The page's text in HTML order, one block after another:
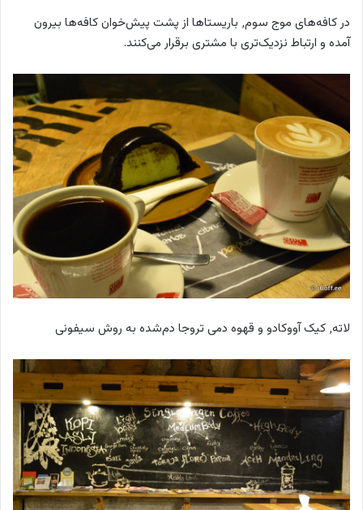
در کافه‌های موج سوم٬ باریستاها از پشت پیش‌خوان کافه‌ها بیرون
آمده و ارتباط نزدیک‌تری با مشتری برقرار می‌کنند.
لاته٬ کیک آووکادو و قهوه دمی تروجا دم‌شده به روش سیفونی